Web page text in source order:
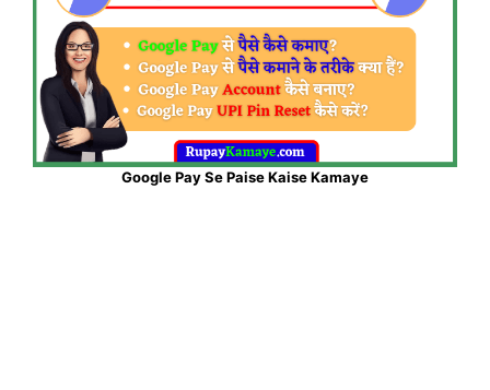
Google Pay Se Paise Kaise Kamaye